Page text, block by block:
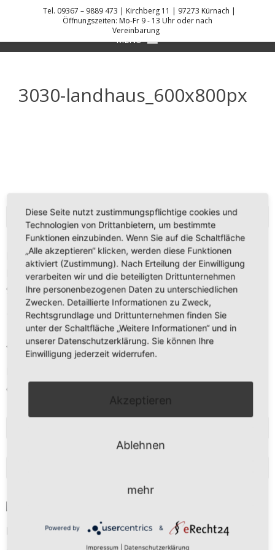
DANIEL KREIS KÜCHENPLANER
MENU
3030-landhaus_600x800px
KONTAKT
Daniel Kreis
Kirchberg 11
97273 Kürnach
Tel. 09367 – 9889 473
anfrage@freier-kuechenplaner.de
oder nach Vereinbarung
Butterplätzchen
Tel. 09367 – 9889 473 | Kirchberg 11 | 97273 Kürnach |
Öffnungszeiten: Mo-Fr 9 - 13 Uhr oder nach
Vereinbarung
Diese Seite nutzt zustimmungspflichtige cookies und
Technologien von Drittanbietern, um bestimmte
Funktionen einzubinden. Wenn Sie auf die Schaltfläche
„Alle akzeptieren“ klicken, werden diese Funktionen
aktiviert (Zustimmung). Nach Erteilung der Einwilligung
verarbeiten wir und die beteiligten Drittunternehmen
Ihre personenbezogenen Daten zu unterschiedlichen
Zwecken. Detaillierte Informationen zu Zweck,
Rechtsgrundlage und Drittunternehmen finden Sie
unter der Schaltfläche „Weitere Informationen“ und in
unserer Datenschutzerklärung. Sie können Ihre
Einwilligung jederzeit widerrufen.
Akzeptieren
Ablehnen
mehr
Powered by &
Impressum Datenschutzerklärung